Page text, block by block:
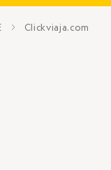
E Clickviaja.com